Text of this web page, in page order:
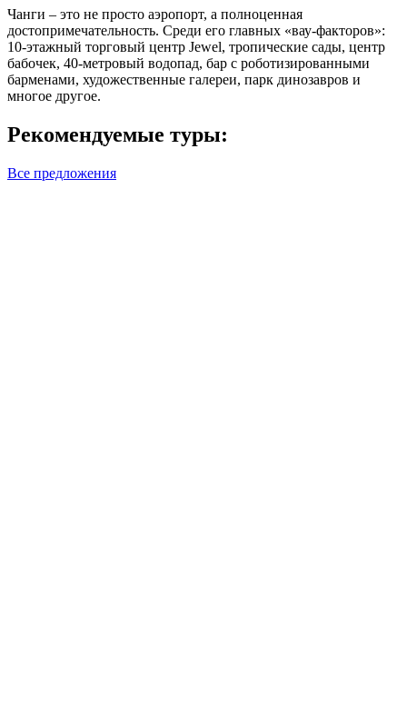
Чанги – это не просто аэропорт, а полноценная
достопримечательность. Среди его главных «вау-факторов»:
10-этажный торговый центр Jewel, тропические сады, центр
бабочек, 40-метровый водопад, бар с роботизированными
барменами, художественные галереи, парк динозавров и
многое другое.
Рекомендуемые туры:
Все предложения